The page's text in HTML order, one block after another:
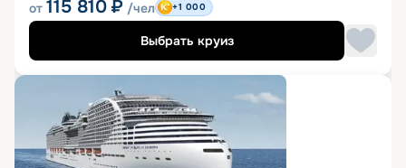
от 115 810 ₽ /чел +1 000
Выбрать круиз